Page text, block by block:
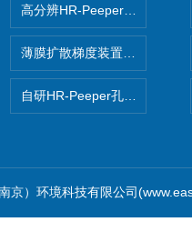
高分辨HR-Peeper采样器孔隙
薄膜扩散梯度装置 Agl DGT
自研HR-Peeper孔隙水采样器
京）环境科技有限公司